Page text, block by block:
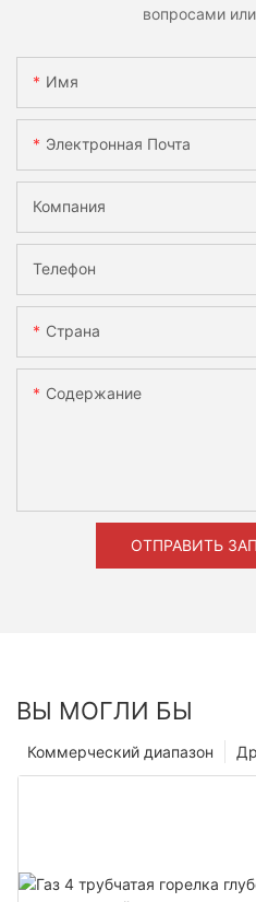
вопросами
Имя
Электронная Почта
Компания
Телефон
Страна
Содержание
ОТПРАВИТЬ
ВЫ МОГЛИ БЫ
Коммерческий диапазон